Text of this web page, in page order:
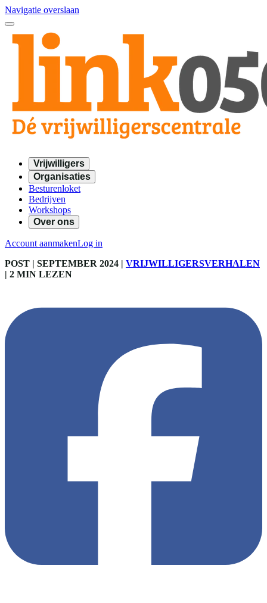
Navigatie overslaan
Vrijwilligers
Organisaties
Besturenloket
Bedrijven
Workshops
Over ons
Account aanmakenLog in
POST | SEPTEMBER 2024 | VRIJWILLIGERSVERHALEN
| 2 MIN LEZEN